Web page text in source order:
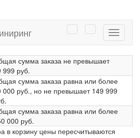
сумма заказа не превышает
999 руб.
сумма заказа равна или более
000 руб., но не превышает 149 999
сумма заказа равна или более
000 руб.
в корзину цены пересчитываются